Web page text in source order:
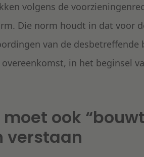
volgens de
Die norm houdt in dat voor
van de desbetreffende
in het beginsel
moet ook
verstaan